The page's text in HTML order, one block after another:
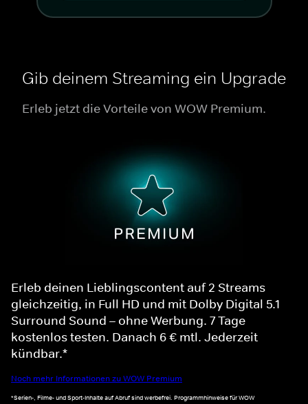
Gib deinem Streaming ein Upgrade
Erleb jetzt die Vorteile von WOW Premium.
Erleb deinen Lieblingscontent auf 2 Streams
gleichzeitig, in Full HD und mit Dolby Digital 5.1
Surround Sound – ohne Werbung. 7 Tage
kostenlos testen. Danach 6 € mtl. Jederzeit
kündbar.*
Noch mehr Informationen zu WOW Premium
*Serien-, Filme- und Sport-Inhalte auf Abruf sind werbefrei. Programmhinweise für WOW